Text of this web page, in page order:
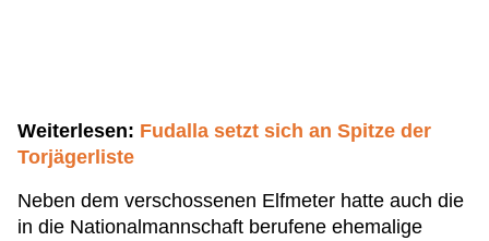
Weiterlesen: Fudalla setzt sich an Spitze der
Torjägerliste
Neben dem verschossenen Elfmeter hatte auch die
in die Nationalmannschaft berufene ehemalige